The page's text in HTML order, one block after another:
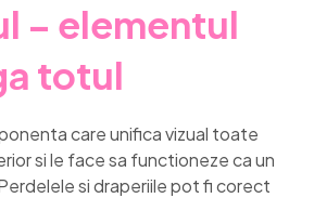
– elementul
totul
care unifica vizual toate
si le face sa functioneze ca un
si draperiile pot fi corect